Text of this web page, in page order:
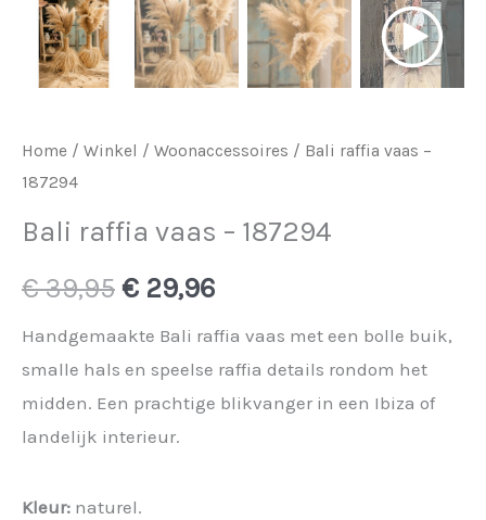
Home / Winkel / Woonaccessoires / Bali raffia vaas –
187294
Bali raffia vaas – 187294
€39,95 Oorspronkelijke
prijs
was:
€ 39,95.
€ 29,96Huidige
prijs
is:
Handgemaakte Bali raffia vaas met een bolle buik,
smalle hals en speelse raffia details rondom het
midden. Een prachtige blikvanger in een Ibiza of
landelijk interieur.
Kleur: naturel.